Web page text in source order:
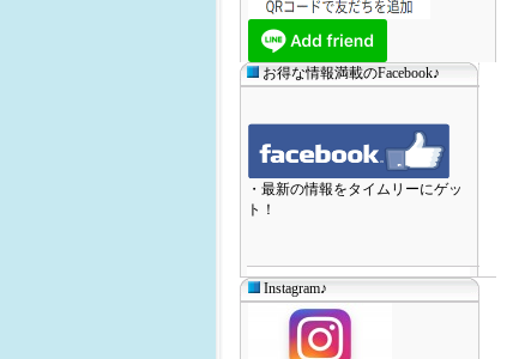
お得な情報満載のFacebook♪
・最新の情報をタイムリーにゲッ
ト！
Instagram♪